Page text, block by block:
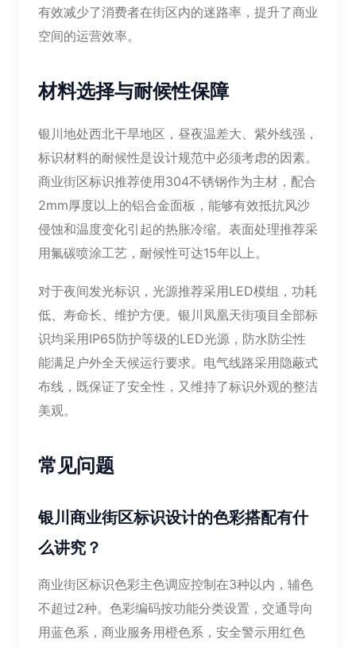
有效减少了消费者在街区内的迷路率，提升了商业
空间的运营效率。
材料选择与耐候性保障
银川地处西北干旱地区，昼夜温差大、紫外线强，
标识材料的耐候性是设计规范中必须考虑的因素。
商业街区标识推荐使用304不锈钢作为主材，配合
2mm厚度以上的铝合金面板，能够有效抵抗风沙
侵蚀和温度变化引起的热胀冷缩。表面处理推荐采
用氟碳喷涂工艺，耐候性可达15年以上。
对于夜间发光标识，光源推荐采用LED模组，功耗
低、寿命长、维护方便。银川凤凰天街项目全部标
识均采用IP65防护等级的LED光源，防水防尘性
能满足户外全天候运行要求。电气线路采用隐蔽式
布线，既保证了安全性，又维持了标识外观的整洁
美观。
常见问题
银川商业街区标识设计的色彩搭配有什
么讲究？
商业街区标识色彩主色调应控制在3种以内，辅色
不超过2种。色彩编码按功能分类设置，交通导向
用蓝色系，商业服务用橙色系，安全警示用红色